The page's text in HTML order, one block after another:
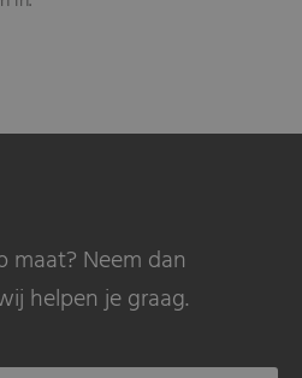
maat? Neem dan
helpen je graag.